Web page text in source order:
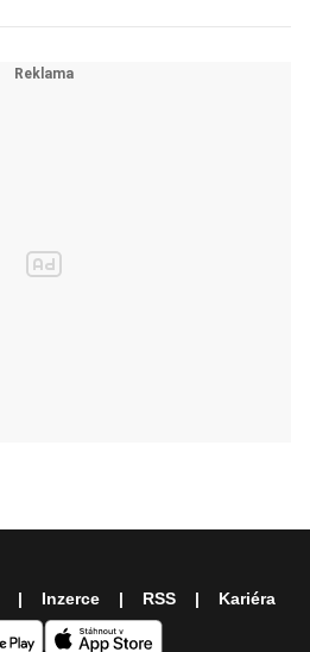
Inzerce RSS Kariéra